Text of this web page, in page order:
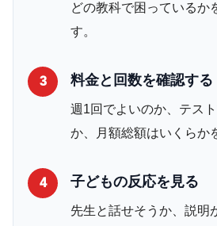
どの教科で困っているか
す。
3 料金と回数を確認する
週1回でよいのか、テス
か、月額総額はいくらか
4 子どもの反応を見る
先生と話せそうか、説明